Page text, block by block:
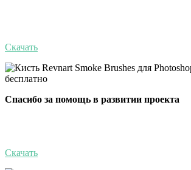
Скачать
Спасибо за помощь в развитии проекта
Скачать